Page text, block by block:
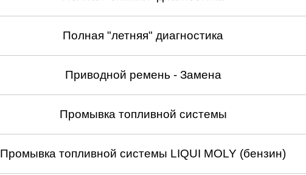
Полная "летняя" диагностика
Приводной ремень - Замена
Промывка топливной системы
Промывка топливной системы LIQUI MOLY (бензин)